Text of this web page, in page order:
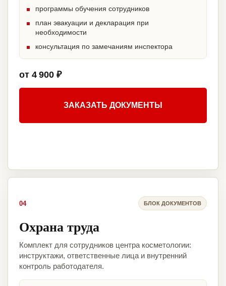
программы обучения сотрудников
план эвакуации и декларация при
необходимости
консультация по замечаниям инспектора
от 4 900 ₽
ЗАКАЗАТЬ ДОКУМЕНТЫ
04 БЛОК ДОКУМЕНТОВ
Охрана труда
Комплект для сотрудников центра косметологии:
инструктажи, ответственные лица и внутренний
контроль работодателя.